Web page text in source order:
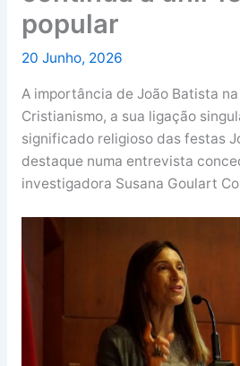
popular
20 Junho, 2026
A importância de João Batista
Cristianismo, a sua ligação
significado religioso das festas
destaque numa entrevista
investigadora Susana Goulart